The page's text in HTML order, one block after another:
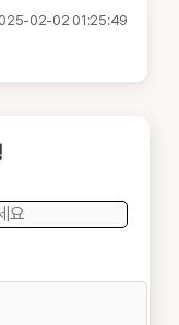
02-02 01:25:49